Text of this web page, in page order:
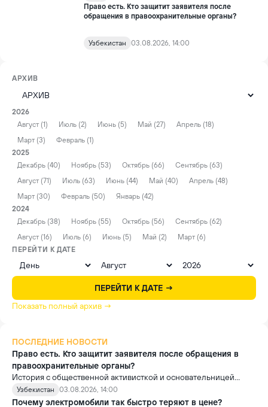
Право есть. Кто защитит заявителя после
обращения в правоохранительные органы?
Узбекистан 03.08.2026, 14:00
АРХИВ
2026
Август (1)
Июль (2) Июнь (5) Май (27)
Апрель (18)
Март (3)
Февраль (1)
2025
Декабрь (40)
Ноябрь (53) Октябрь (66)
Сентябрь (63)
Август (71)
Июль (63) Июнь (44) Май (40)
Апрель (48)
Март (30)
Февраль (50)
Январь (42)
2024
Декабрь (38)
Ноябрь (55) Октябрь (56)
Сентябрь (62)
Август (16)
Июль (6) Июнь (5) Май (2)
Март (6)
ПЕРЕЙТИ К ДАТЕ
ПЕРЕЙТИ К ДАТЕ →
Показать полный архив →
ПОСЛЕДНИЕ НОВОСТИ
Право есть. Кто защитит заявителя после обращения в
правоохранительные органы?
История с общественной активисткой и основательницей
проекта «Немолчи.uz» Ириной Матвиенко поднимает вопрос,
который выходит далеко за рамки одного судебного дела.
Узбекистан 03.08.2026, 14:00
Почему электромобили так быстро теряют в цене?